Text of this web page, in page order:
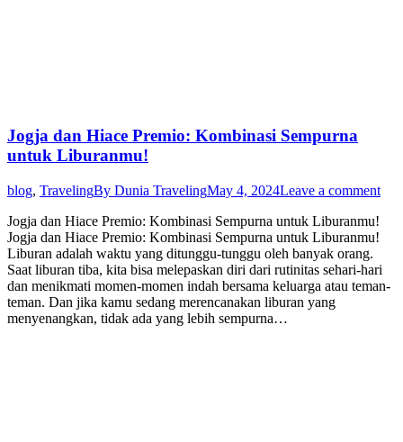
Jogja dan Hiace Premio: Kombinasi Sempurna
untuk Liburanmu!
blog, TravelingBy Dunia TravelingMay 4, 2024Leave a comment
Jogja dan Hiace Premio: Kombinasi Sempurna untuk Liburanmu!
Jogja dan Hiace Premio: Kombinasi Sempurna untuk Liburanmu!
Liburan adalah waktu yang ditunggu-tunggu oleh banyak orang.
Saat liburan tiba, kita bisa melepaskan diri dari rutinitas sehari-hari
dan menikmati momen-momen indah bersama keluarga atau teman-
teman. Dan jika kamu sedang merencanakan liburan yang
menyenangkan, tidak ada yang lebih sempurna…